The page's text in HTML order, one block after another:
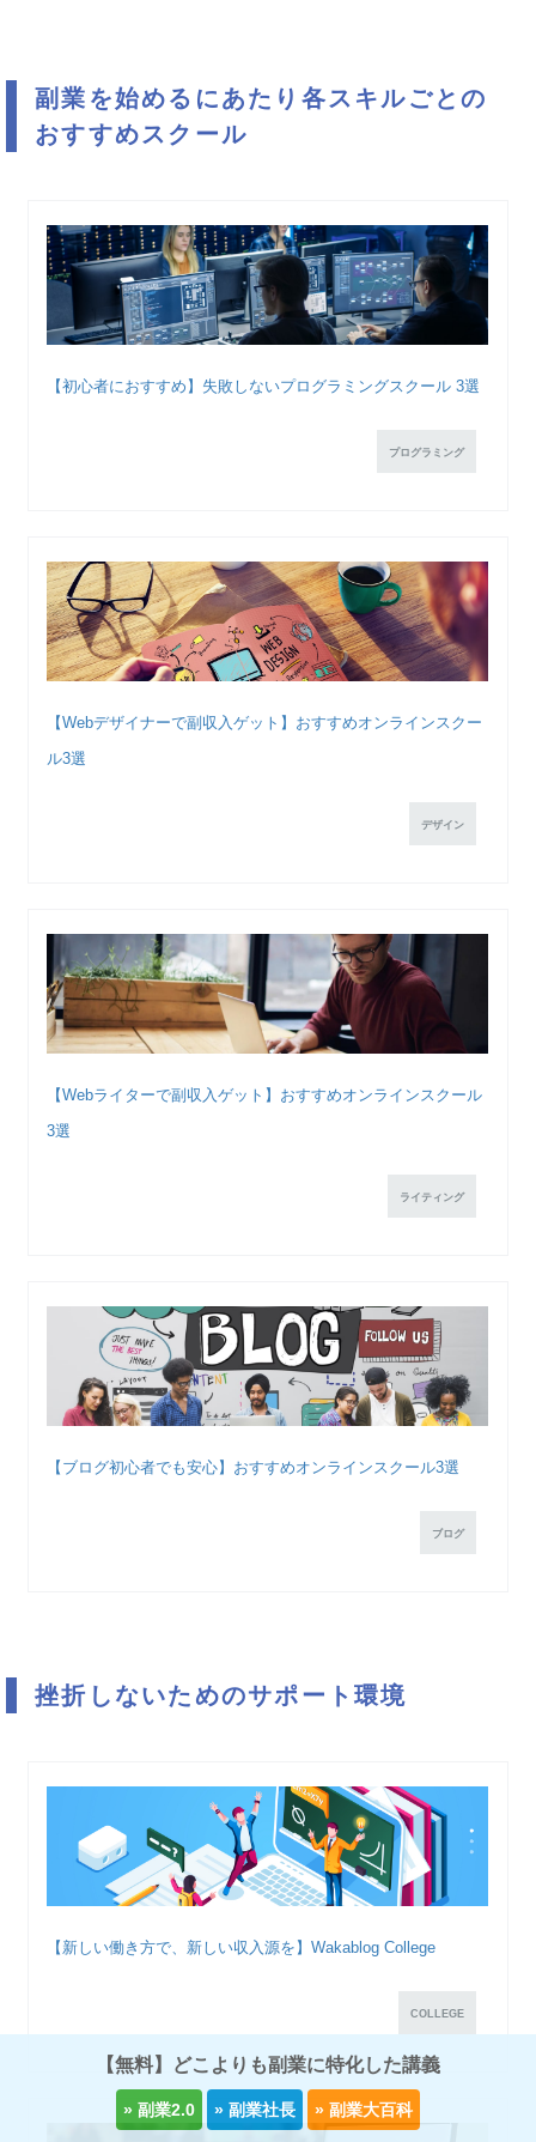
副業を始めるにあたり各スキルごとの
おすすめスクール
【初心者におすすめ】失敗しないプログラミングスクール 3選
プログラミング
【Webデザイナーで副収入ゲット】おすすめオンラインスクー
ル3選
デザイン
【Webライターで副収入ゲット】おすすめオンラインスクール
3選
ライティング
【ブログ初心者でも安心】おすすめオンラインスクール3選
ブログ
挫折しないためのサポート環境
【新しい働き方で、新しい収入源を】Wakablog College
COLLEGE
【無料】どこよりも副業に特化した講義